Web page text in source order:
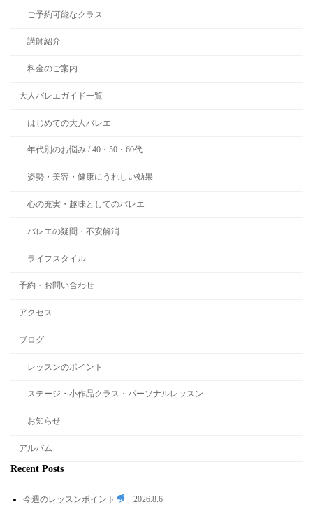
ご予約可能なクラス
講師紹介
料金のご案内
大人バレエガイド一覧
はじめての大人バレエ
年代別のお悩み / 40・50・60代
姿勢・美容・健康にうれしい効果
心の充実・趣味としてのバレエ
バレエの疑問・不安解消
ライフスタイル
予約・お問い合わせ
アクセス
ブログ
レッスンのポイント
ステージ・小作品クラス・パーソナルレッスン
お知らせ
アルバム
Recent Posts
今週のレッスンポイント 2026.8.6